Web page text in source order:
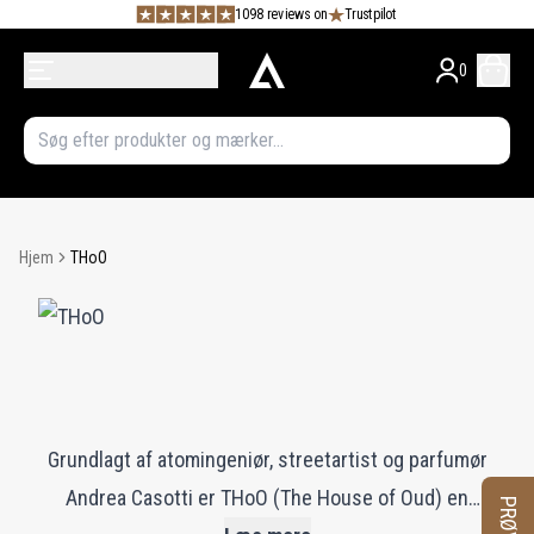
1098 reviews on Trustpilot
0
Hjem THoO
Grundlagt af atomingeniør, streetartist og parfumør
Andrea Casotti er THoO (The House of Oud) en